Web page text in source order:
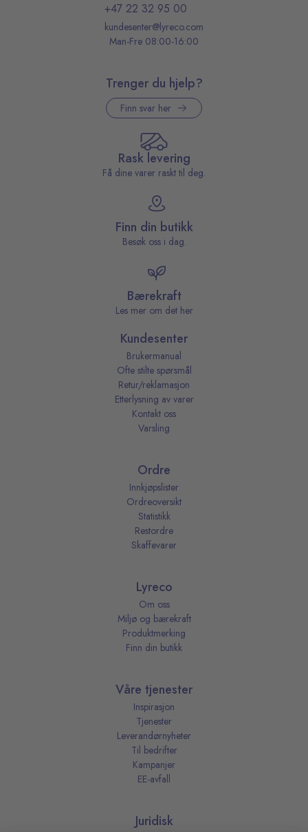
+47 22 32 95 00
kundesenter@lyreco.com
Man-Fre 08:00-16:00
Trenger du hjelp?
Finn svar her
Rask levering
Få dine varer raskt til deg.
Finn din butikk
Besøk oss i dag.
Bærekraft
Les mer om det her
Kundesenter
Brukermanual
Ofte stilte spørsmål
Retur/reklamasjon
Etterlysning av varer
Kontakt oss
Varsling
Ordre
Innkjøpslister
Ordreoversikt
Statistikk
Restordre
Skaffevarer
Lyreco
Om oss
Miljø og bærekraft
Produktmerking
Finn din butikk
Våre tjenester
Inspirasjon
Tjenester
Leverandørnyheter
Til bedrifter
Kampanjer
EE-avfall
Juridisk